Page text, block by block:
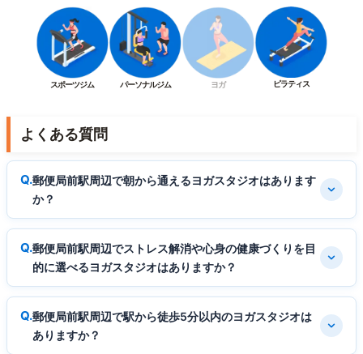
スポーツジム パーソナルジム ヨガ ピラティス
よくある質問
郵便局前駅周辺で朝から通えるヨガスタジオはあります
か？
郵便局前駅周辺でストレス解消や心身の健康づくりを目
的に選べるヨガスタジオはありますか？
郵便局前駅周辺で駅から徒歩5分以内のヨガスタジオは
ありますか？